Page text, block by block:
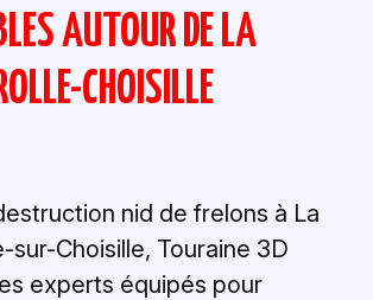
AUTOUR DE LA
CHOISILLE
nid de frelons à La
sur-Choisille, Touraine 3D
experts équipés pour